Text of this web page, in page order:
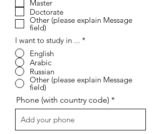
Master
Doctorate
Other (please explain Message
field)
I want to study in ... *
English
Arabic
Russian
Other (please explain Message
field)
Phone (with country code)